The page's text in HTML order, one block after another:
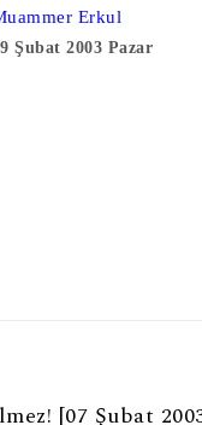
Erkul
Şubat 2003 Pazar
[07 Şubat